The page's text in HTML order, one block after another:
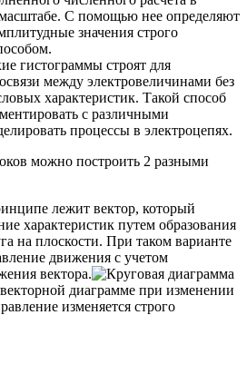
С помощью нее определяют
значения строго
гистограммы строят для
между электровеличинами без
характеристик. Такой способ
с различными
процессы в электроцепях.
можно построить 2 разными
лежит вектор, который
характеристик путем образования
на плоскости. При таком варианте
движения с учетом
вектора.
диаграмме при изменении
изменяется строго